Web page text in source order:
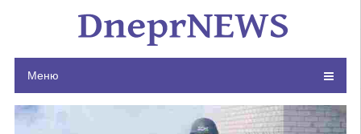
Меню